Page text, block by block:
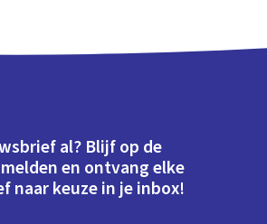
al? Blijf op de
en ontvang elke
naar keuze in je inbox!